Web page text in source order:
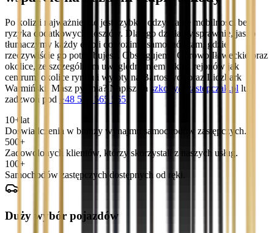
Po kolizji najważniejsze jest szybkie odzyskanie mobilności bez
ryzyka dodatkowych kosztów. Dlatego działamy sprawnie, jasno
tłumaczymy każdy etap i dowozimy samochód tam, gdzie
rzeczywiście go potrzebujesz. Obsługujemy Górowo Iławeckie oraz
okolice, ze szczególnym uwzględnieniem takich rejonów jak
centrum, okolice rynku i wyloty na Bartoszyce oraz Lidzbark
Warmiński. Masz pytania? Napisz na szkody@zastepczak.pl lub
zadzwoń pod +48 536 565 565.
10+ lat
Doświadczenia w branży wynajmu samochodów zastępczych.
500+
Zadowolonych klientów, którzy skorzystali z naszych usług.
100+
Samochodów zastępczych dostępnych od ręki.
Duży wybór pojazdów